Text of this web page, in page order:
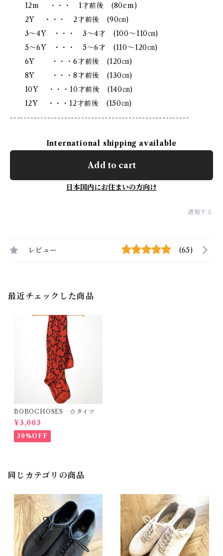
12m ・・・ 1才前後 (80cm)
2Y ・・・ 2才前後 (90㎝)
3～4Y ・・・ 3～4才 (100～110㎝)
5～6Y ・・・ 5～6才 (110～120㎝)
6Y ・・・6才前後 (120㎝)
8Y ・・・8才前後 (130㎝)
10Y ・・・10才前後 (140㎝)
12Y ・・・12才前後 (150㎝)
-----------------------------------------------------
International shipping available
Add to cart
日本国内にお住まいの方向け
通報する
レビュー (65)
最近チェックした商品
BOBOCHOSES ☆タイツ
¥3,003
30%OFF
同じカテゴリの商品